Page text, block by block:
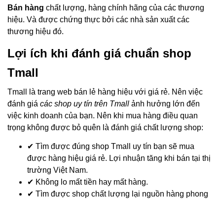
Bán hàng chất lượng, hàng chính hãng của các thương
hiệu. Và được chứng thực bởi các nhà sản xuất các
thương hiệu đó.
Lợi ích khi đánh giá chuẩn shop
Tmall
Tmall là trang web bán lẻ hàng hiệu với giá rẻ. Nên việc
đánh giá các shop uy tín trên Tmall ảnh hưởng lớn đến
việc kinh doanh của bạn. Nên khi mua hàng điều quan
trọng không được bỏ quên là đánh giá chất lượng shop:
✔ Tìm được đúng shop Tmall uy tín bạn sẽ mua
được hàng hiệu giá rẻ. Lợi nhuận tăng khi bán tại thị
trường Việt Nam.
✔ Không lo mất tiền hay mất hàng.
✔ Tìm được shop chất lượng lại nguồn hàng phong